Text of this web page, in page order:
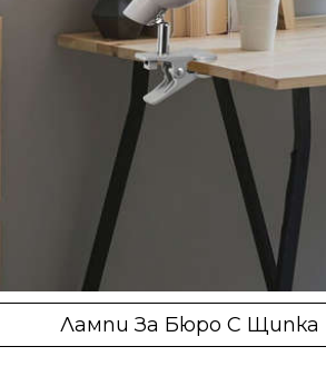
Лампи За Бюро С Щипка